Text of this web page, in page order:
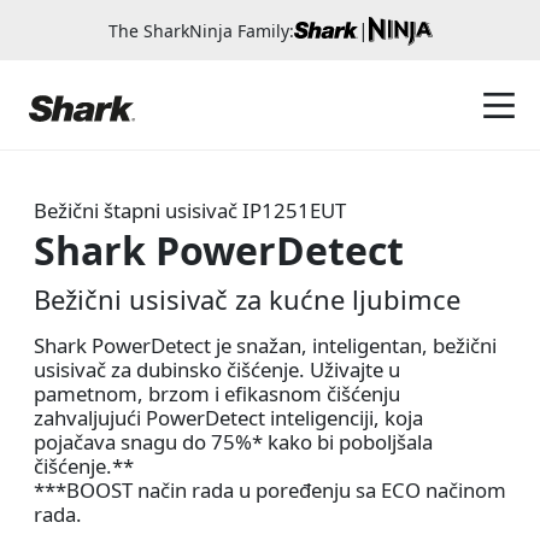
The SharkNinja Family: |
Bežični štapni usisivačIP1251EUT
Shark PowerDetect
Bežični usisivač za kućne ljubimce
Shark PowerDetect je snažan, inteligentan, bežični
usisivač za dubinsko čišćenje. Uživajte u
pametnom, brzom i efikasnom čišćenju
zahvaljujući PowerDetect inteligenciji, koja
pojačava snagu do 75%* kako bi poboljšala
čišćenje.**
***BOOST način rada u poređenju sa ECO načinom
rada.